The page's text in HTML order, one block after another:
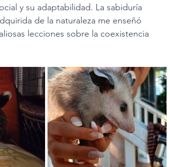
y su adaptabilidad. La sabiduría
de la naturaleza me enseñó
lecciones sobre la coexistencia